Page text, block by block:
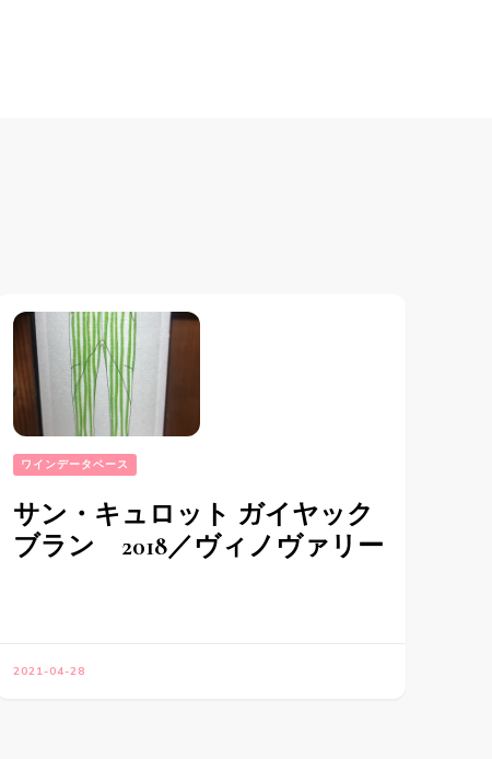
ワインデータベース
サン・キュロット ガイヤック
ブラン 2018／ヴィノヴァリー
2021-04-28